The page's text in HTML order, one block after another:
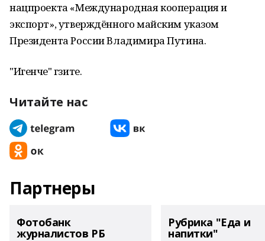
нацпроекта «Международная кооперация и
экспорт», утверждённого майским указом
Президента России Владимира Путина.
"Игенче" гәзите.
Читайте нас
Партнеры
Фотобанк
журналистов РБ
Рубрика "Еда и
напитки"